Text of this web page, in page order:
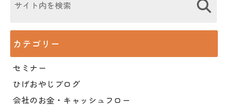
カテゴリー
セミナー
ひげおやじブログ
会社のお金・キャッシュフロー